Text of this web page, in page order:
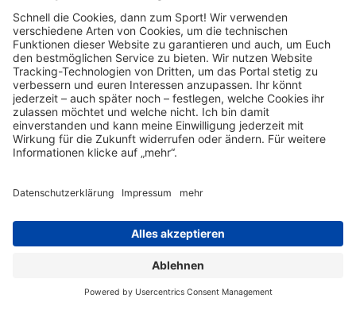
Weitere Informationen zur Datennutzung durch Google,
Einstellungs- und Widerspruchsmöglichkeiten, erfahren Sie in der
Datenschutzerklärung von Google
(https://policies.google.com/technologies/ads) sowie in den
Einstellungen für die Darstellung von Werbeeinblendungen durch
Google (https://adssettings.google.com/authenticated).
Die personenbezogenen Daten der Nutzer werden nach 14 Monaten
gelöscht oder anonymisiert.
Wir verwenden den Dienst namens Google Tag Manager von
Firmen Google Ireland Ltd. (Anbieter des Dienstes), Gordon House,
Barrow Street, Dublin 4, Irland sowie Google LLC, 1600
Amphitheatre Parkway, Mountain View, CA 94043, USA sowie
andere verbundene Unternehmen der Google LLC. Wir haben einen
Auftragsverarbeitungsvertrag mit Google abgeschlossen. Der
Google Tag Manager ist ein Hilfsdienst und verarbeitet selbst